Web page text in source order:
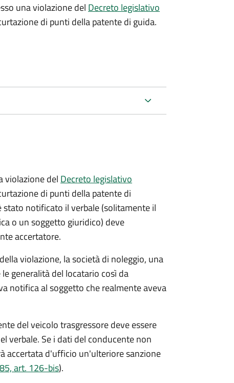
una violazione del Decreto legislativo
di punti della patente di guida.
violazione del Decreto legislativo
di punti della patente di
notificato il verbale (solitamente il
o un soggetto giuridico) deve
accertatore.
violazione, la società di noleggio, una
generalità del locatario così da
notifica al soggetto che realmente aveva
del veicolo trasgressore deve essere
verbale. Se i dati del conducente non
accertata d'ufficio un'ulteriore sanzione
art. 126-bis).